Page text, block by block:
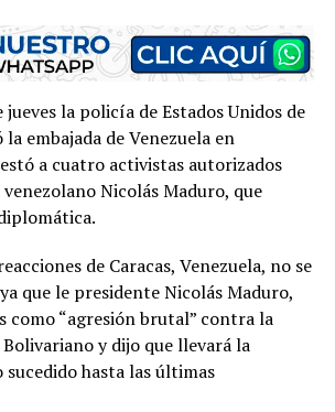
la policía de Estados Unidos de
embajada de Venezuela en
a cuatro activistas autorizados
Nicolás Maduro, que
de Caracas, Venezuela, no se
que le presidente Nicolás Maduro,
como “agresión brutal” contra la
y dijo que llevará la
sucedido hasta las últimas